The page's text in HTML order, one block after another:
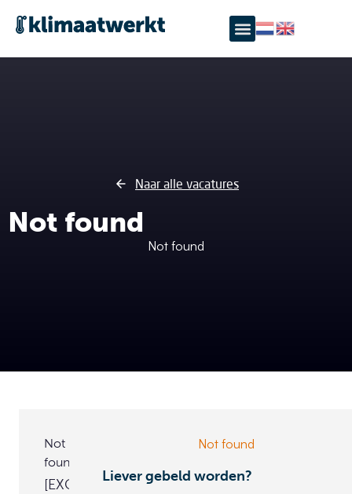
KlimaatWerkt - Specialist in
Naar alle vacatures
Not found
Not found
Not
found
[EXCEPTION]
Not found
Liever gebeld worden?